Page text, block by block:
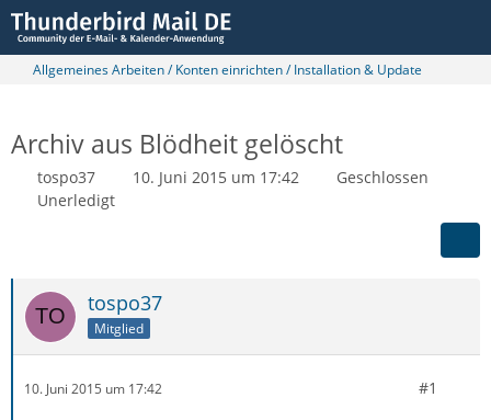
Allgemeines Arbeiten / Konten einrichten / Installation & Update
Archiv aus Blödheit gelöscht
tospo37 10. Juni 2015 um 17:42
Geschlossen
Unerledigt
tospo37
Mitglied
10. Juni 2015 um 17:42 #1